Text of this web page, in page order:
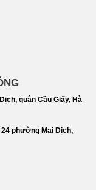
quận Cầu Giấy, Hà
phường Mai Dịch,